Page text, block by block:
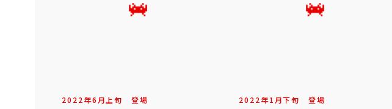
2022年6月上旬 登場 2022年1月下旬 登場